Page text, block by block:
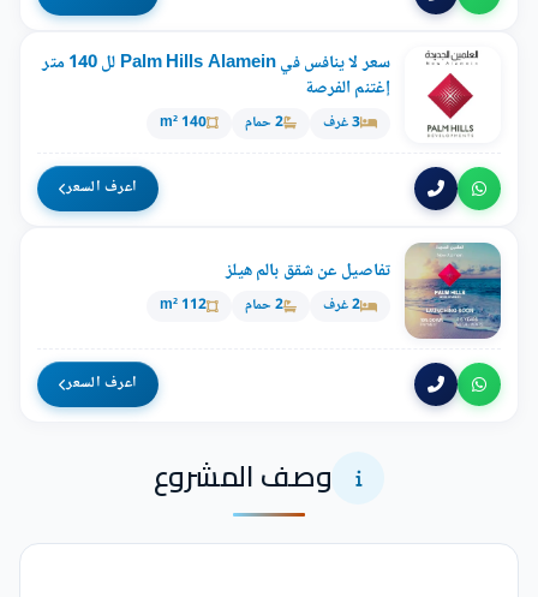
سعر لا ينافس في Palm Hills Alamein لل 140 متر
إغتنم الفرصة
3 غرف 2 حمام 140 m²
اعرف السعر
تفاصيل عن شقق بالم هيلز
2 غرف 2 حمام 112 m²
اعرف السعر
وصف المشروع